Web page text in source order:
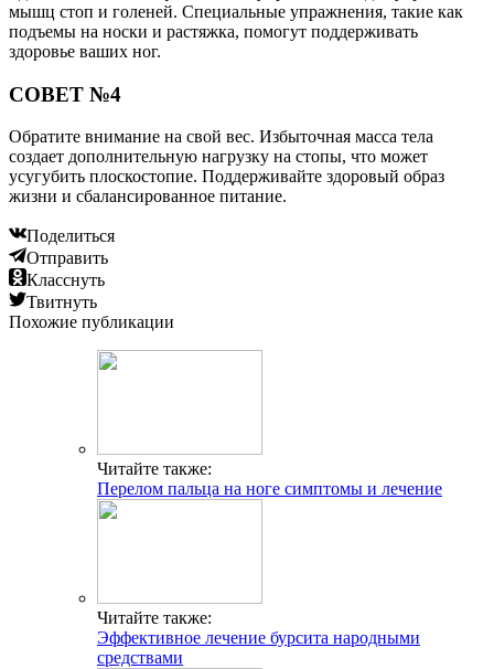
мышц стоп и голеней. Специальные упражнения, такие как
подъемы на носки и растяжка, помогут поддерживать
здоровье ваших ног.
СОВЕТ №4
Обратите внимание на свой вес. Избыточная масса тела
создает дополнительную нагрузку на стопы, что может
усугубить плоскостопие. Поддерживайте здоровый образ
жизни и сбалансированное питание.
Поделиться
Отправить
Класснуть
Твитнуть
Похожие публикации
Читайте также:
Перелом пальца на ноге симптомы и лечение
Читайте также:
Эффективное лечение бурсита народными
средствами